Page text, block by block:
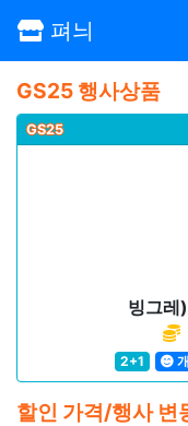
펴늬
GS25 행사상품
GS25
빙그레
2+1
할인 가격/행사 변